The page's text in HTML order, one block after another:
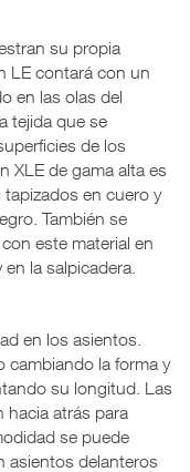
su propia
LE contará con un
en las olas del
tejida que se
de los
XLE de gama alta es
en cuero y
También se
este material en
la salpicadera.
en los asientos.
cambiando la forma y
su longitud. Las
hacia atrás para
se puede
asientos delanteros